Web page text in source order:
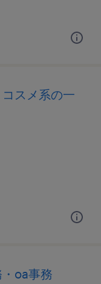
スメ系の一
oa事務